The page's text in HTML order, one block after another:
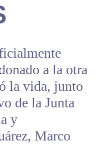
a la otra
la vida, junto
de la Junta
y
Marco